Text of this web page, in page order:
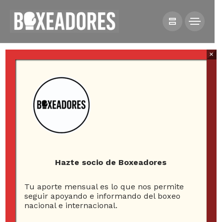
NOTICIAS
CAMPEÓN LIGERO DE LA FIB TRAS RETIRO DE
Raymond Muratalla es
Hazte socio de Boxeadores
Tu aporte mensual es lo que nos permite
seguir apoyando e informando del boxeo
nacional e internacional.
×